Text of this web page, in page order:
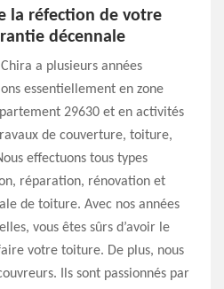
la réfection de votre
décennale
a plusieurs années
essentiellement en zone
29630 et en activités
de couverture, toiture,
effectuons tous types
réparation, rénovation et
de toiture. Avec nos années
vous êtes sûrs d’avoir le
votre toiture. De plus, nous
Ils sont passionnés par